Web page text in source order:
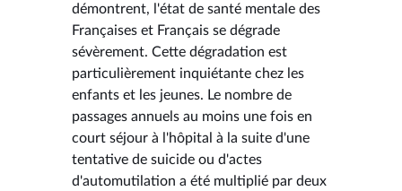
démontrent, l'état de santé mentale des
Françaises et Français se dégrade
sévèrement. Cette dégradation est
particulièrement inquiétante chez les
enfants et les jeunes. Le nombre de
passages annuels au moins une fois en
court séjour à l'hôpital à la suite d'une
tentative de suicide ou d'actes
d'automutilation a été multiplié par deux